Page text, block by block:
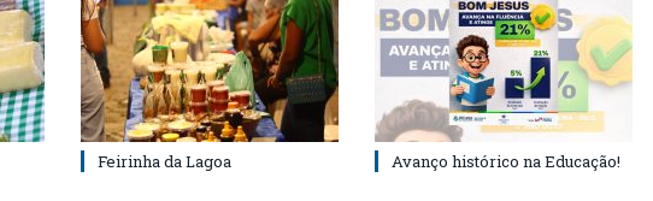
Feirinha da Lagoa Avanço histórico na Educação!